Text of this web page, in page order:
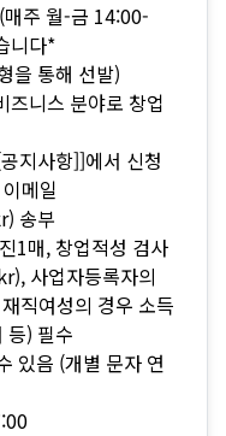
주 월-금 14:00-
니다*
을 통해 선발)
니스 분야로 창업
지사항]]에서 신청
메일
송부
1매, 창업적성 검사
사업자등록자의
직여성의 경우 소득
등) 필수
있음 (개별 문자 연